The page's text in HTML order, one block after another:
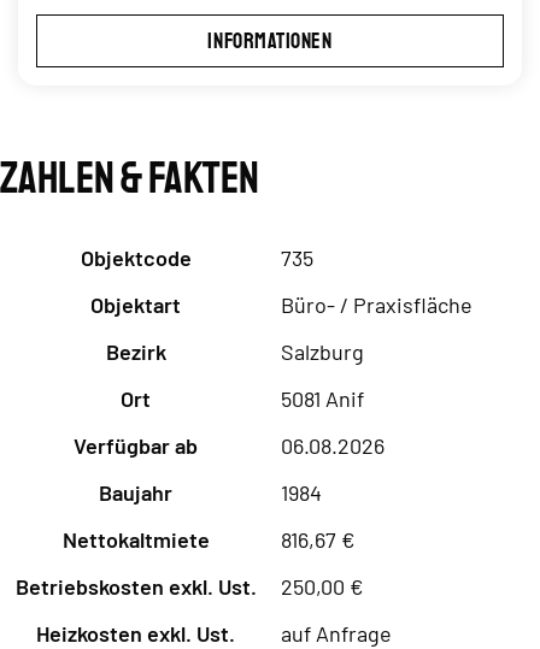
Informationen
Zahlen & Fakten
Objektcode
735
Objektart
Büro- / Praxisfläche
Bezirk
Salzburg
Ort
5081 Anif
Verfügbar ab
06.08.2026
Baujahr
1984
Nettokaltmiete
816,67 €
Betriebskosten exkl. Ust.
250,00 €
Heizkosten exkl. Ust.
auf Anfrage